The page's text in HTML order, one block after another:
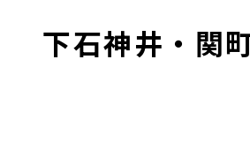
下石神井・関